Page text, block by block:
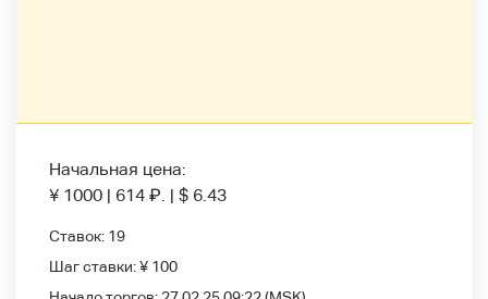
Начальная цена:
¥ 1000 | 614 ₽. | $ 6.43
Ставок: 19
Шаг ставки:¥ 100